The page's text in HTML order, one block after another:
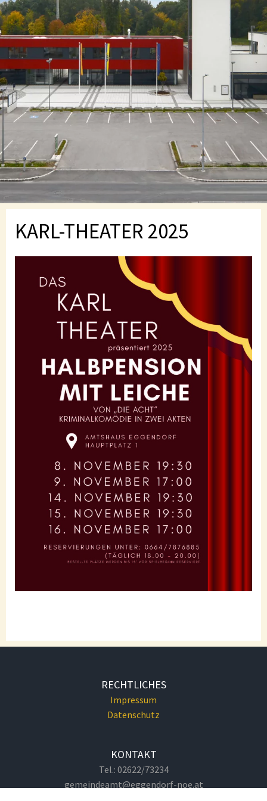
KARL-THEATER 2025
RECHTLICHES
Impressum
Datenschutz
KONTAKT
Tel.: 02622/73234
gemeindeamt@eggendorf-noe.at